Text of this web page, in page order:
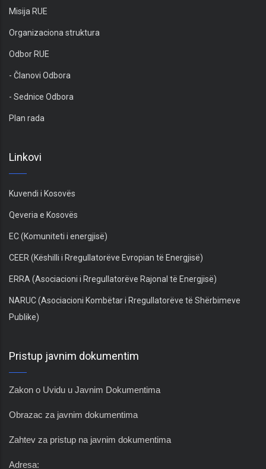
Misija RUE
Organizaciona struktura
Odbor RUE
- Članovi Odbora
- Sednice Odbora
Plan rada
Linkovi
Kuvendi i Kosovës
Qeveria e Kosovës
EC (Komuniteti i energjisë)
CEER (Këshilli i Rregullatorëve Evropian të Energjisë)
ERRA (Asociacioni i Rregullatorëve Rajonal të Energjisë)
NARUC (Asociacioni Kombëtar i Rregullatorëve të Shërbimeve
Publike)
Pristup javnim dokumentim
Zakon o Uvidu u Javnim Dokumentima
Obrazac za javnim dokumentima
Zahtev za pristup na javnim dokumentima
Adresa: